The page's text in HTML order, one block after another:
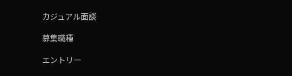
カジュアル面談
募集職種
エントリー